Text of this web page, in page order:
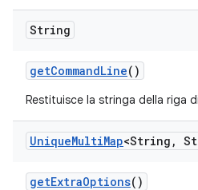
String
getCommandLine()
Restituisce la stringa della riga
UniqueMultiMap<String ,
getExtraOptions()